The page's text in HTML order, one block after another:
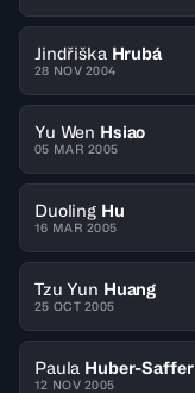
Jindřiška Hrubá
28 NOV 2004
Yu Wen Hsiao
05 MAR 2005
Duoling Hu
16 MAR 2005
Tzu Yun Huang
25 OCT 2005
Paula Huber-Saffer
12 NOV 2005